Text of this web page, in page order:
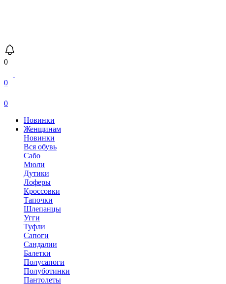
0
0
0
Новинки
Женщинам
Новинки
Вся обувь
Сабо
Мюли
Дутики
Лоферы
Кроссовки
Тапочки
Шлепанцы
Угги
Туфли
Сапоги
Сандалии
Балетки
Полусапоги
Полуботинки
Пантолеты